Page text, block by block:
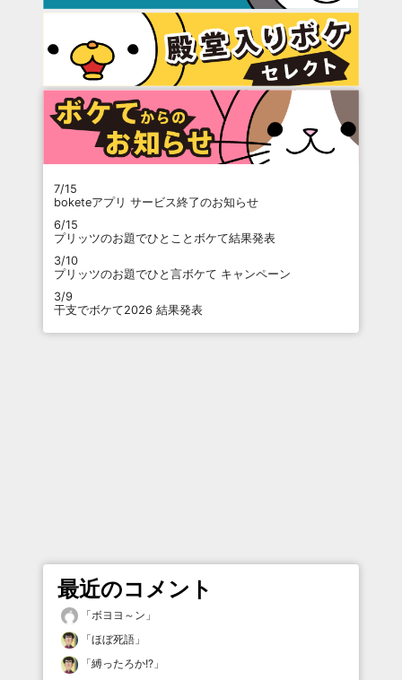
7/15
boketeアプリ サービス終了のお知らせ
6/15
プリッツのお題でひとことボケて結果発表
3/10
プリッツのお題でひと言ボケて キャンペーン
3/9
干支でボケて2026 結果発表
最近のコメント
「ボヨヨ～ン 」
「ほぼ死語 」
「縛ったろか!? 」